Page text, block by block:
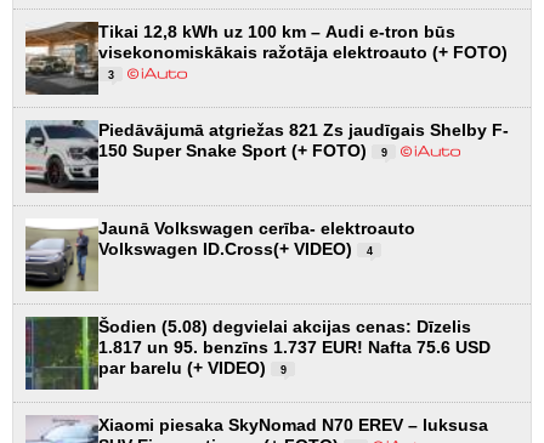
Tikai 12,8 kWh uz 100 km – Audi e-tron būs
visekonomiskākais ražotāja elektroauto (+ FOTO)
3
Piedāvājumā atgriežas 821 Zs jaudīgais Shelby F-
150 Super Snake Sport (+ FOTO)
9
Jaunā Volkswagen cerība- elektroauto
Volkswagen ID.Cross(+ VIDEO)
4
Šodien (5.08) degvielai akcijas cenas: Dīzelis
1.817 un 95. benzīns 1.737 EUR! Nafta 75.6 USD
par barelu (+ VIDEO)
9
Xiaomi piesaka SkyNomad N70 EREV – luksusa